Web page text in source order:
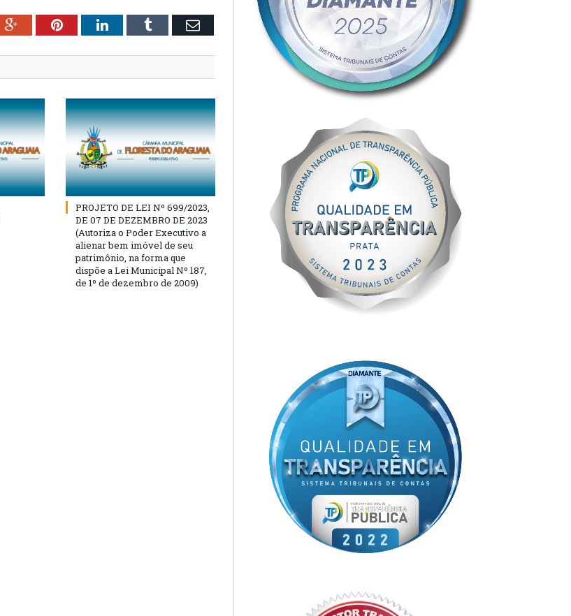
Google+PinterestLinkedInTumblr Email
PROJETO DE LEI Nº 699/2023,
DE 07 DE DEZEMBRO DE 2023
(Autoriza o Poder Executivo a
alienar bem imóvel de seu
patrimônio, na forma que
dispõe a Lei Municipal Nº 187,
de 1º de dezembro de 2009)